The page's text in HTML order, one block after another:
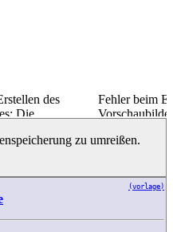
des
Die
Ort gespeichert
Fehler beim
vorgesehenen
zu umreißen.
(vorlage)